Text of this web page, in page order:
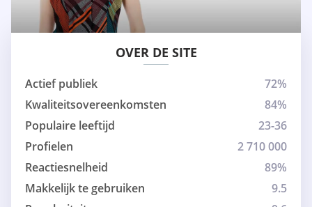
OVER DE SITE
Actief publiek
72%
Kwaliteitsovereenkomsten
84%
Populaire leeftijd
23-36
Profielen
2 710 000
Reactiesnelheid
89%
Makkelijk te gebruiken
9.5